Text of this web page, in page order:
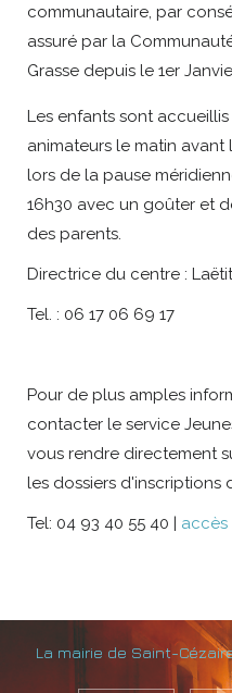
communautaire, par
assuré par la
Grasse depuis le 1er
Les enfants sont
animateurs le matin avant
lors de la pause
16h30 avec un goûter et
des parents.
Directrice du centre :
Tel. : 06 17 06 69 17
Pour de plus amples
contacter le service
vous rendre directement
les dossiers d'inscriptions
Tel: 04 93 40 55 40 | accès
La mairie de Saint-